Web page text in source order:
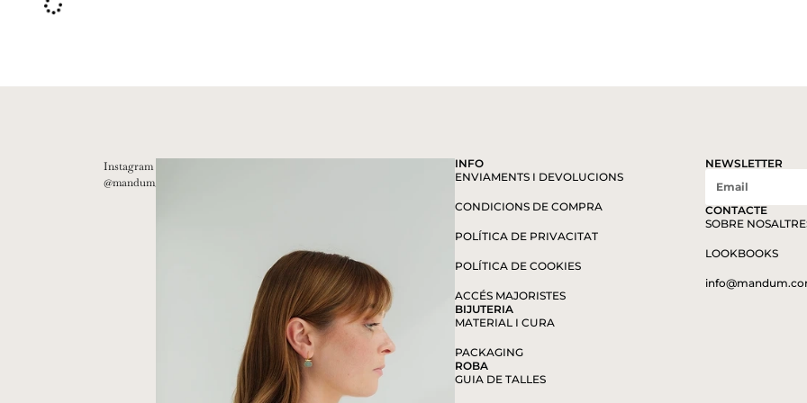
Instagram
@mandum__
INFO
ENVIAMENTS I DEVOLUCIONS
CONDICIONS DE COMPRA
POLÍTICA DE PRIVACITAT
POLÍTICA DE COOKIES
ACCÉS MAJORISTES
BIJUTERIA
MATERIAL I CURA
PACKAGING
ROBA
GUIA DE TALLES
NEWSLETTER
CONTACTE
SOBRE
LOOKBOOKS